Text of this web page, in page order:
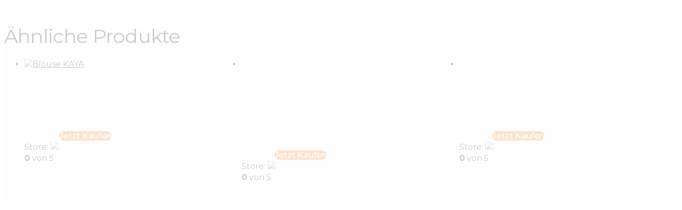
Ähnliche Produkte
Jetzt Kaufen
Store:
0 von 5
Jetzt Kaufen
Store:
0 von 5
Jetzt Kaufen
Store:
0von 5